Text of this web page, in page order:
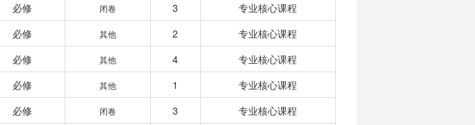
必修 闭卷 3
专业核心课程
必修 其他 2
专业核心课程
必修 其他 4
专业核心课程
必修 其他 1
专业核心课程
必修 闭卷 3 专业核心课程